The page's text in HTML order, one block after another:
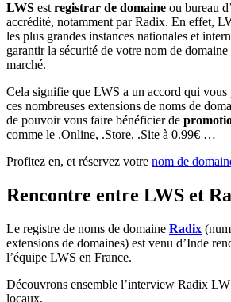
LWS est registrar de domaine ou bureau
accrédité, notamment par Radix. En effet,
les plus grandes instances nationales et
garantir la sécurité de votre nom de
marché.
Cela signifie que LWS a un accord qui vous
ces nombreuses extensions de noms de
de pouvoir vous faire bénéficier de
comme le .Online, .Store, .Site à 0.99€ …
Profitez en, et réservez votre nom de
Rencontre entre LWS et
Le registre de noms de domaine Radix
extensions de domaines) est venu d’Inde
l’équipe LWS en France.
Découvrons ensemble l’interview Radix
locaux.